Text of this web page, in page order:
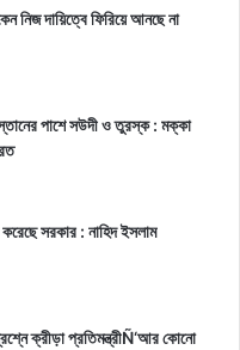
নিজ দায়িত্বে ফিরিয়ে আনছে না
পাশে সউদী ও তুরস্ক : মক্কা
সরকার : নাহিদ ইসলাম
ক্রীড়া প্রতিমন্ত্রীÑ‘আর কোনো